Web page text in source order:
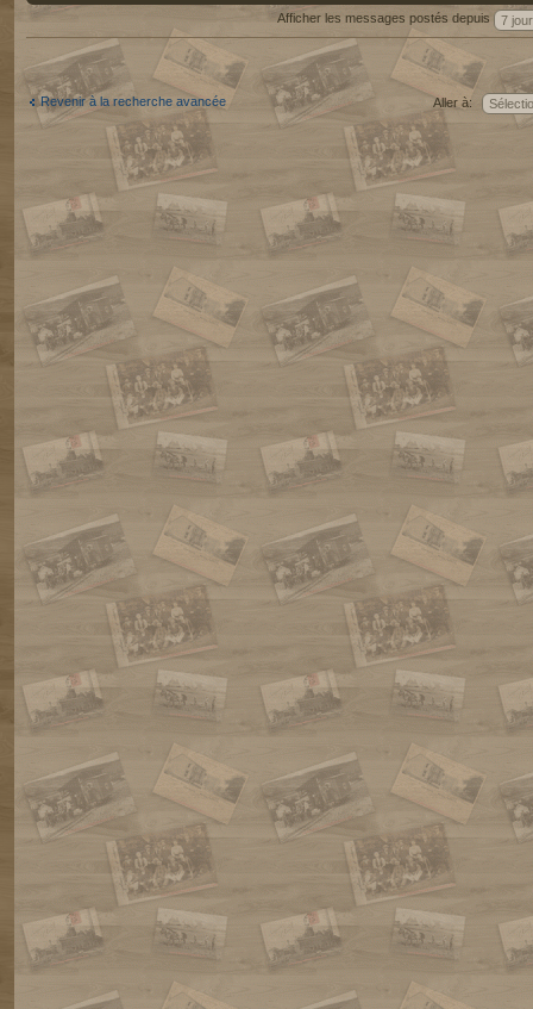
Afficher les messages postés depuis
Revenir à la recherche avancée Aller à: